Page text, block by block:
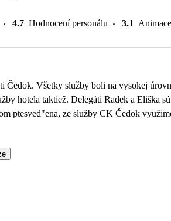
4.7 Hodnocení personálu 3.1 Animace
Čedok. Všetky služby boli na vysokej
hotela taktiež. Delegáti Radek a Eliška
ptesved"ena, ze služby CK Čedok